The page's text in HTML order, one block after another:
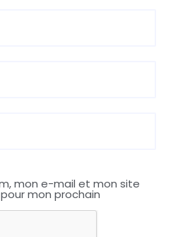
mon e-mail et mon site
mon prochain